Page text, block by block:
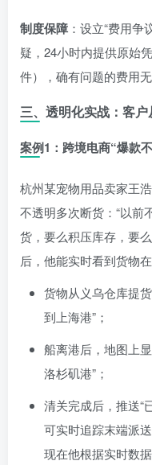
制度保障 ：设立“费用
疑，24小时内提供原始
件），确有问题的费用无
三、透明化实战：客
案例1：跨境电商“爆款
杭州某宠物用品卖家王
不透明多次断货：“以前
货，要么积压库存，要
后，他能实时看到货物
货物从义乌仓库提
到上海港”；
船离港后，地图上
洛杉矶港”；
清关完成后，推送“
可实时追踪末端派送”
现在他根据实时数